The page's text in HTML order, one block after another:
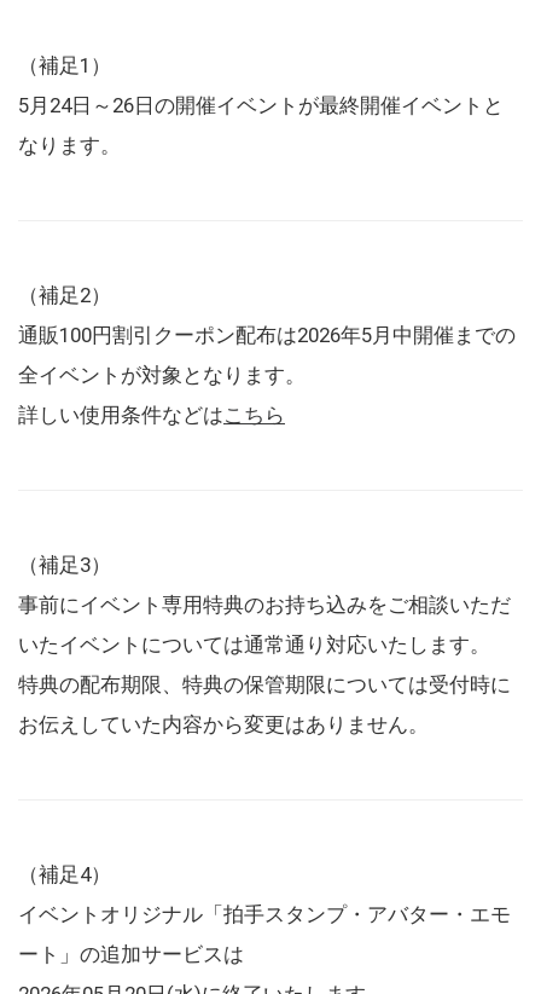
（補足1）
5月24日～26日の開催イベントが最終開催イベントと
なります。
（補足2）
通販100円割引クーポン配布は2026年5月中開催までの
全イベントが対象となります。
詳しい使用条件などはこちら
（補足3）
事前にイベント専用特典のお持ち込みをご相談いただ
いたイベントについては通常通り対応いたします。
特典の配布期限、特典の保管期限については受付時に
お伝えしていた内容から変更はありません。
（補足4）
イベントオリジナル「拍手スタンプ・アバター・エモ
ート」の追加サービスは